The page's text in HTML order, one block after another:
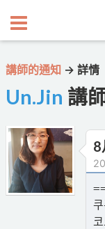
講師的通知 → 詳情
Un.Jin 講
8